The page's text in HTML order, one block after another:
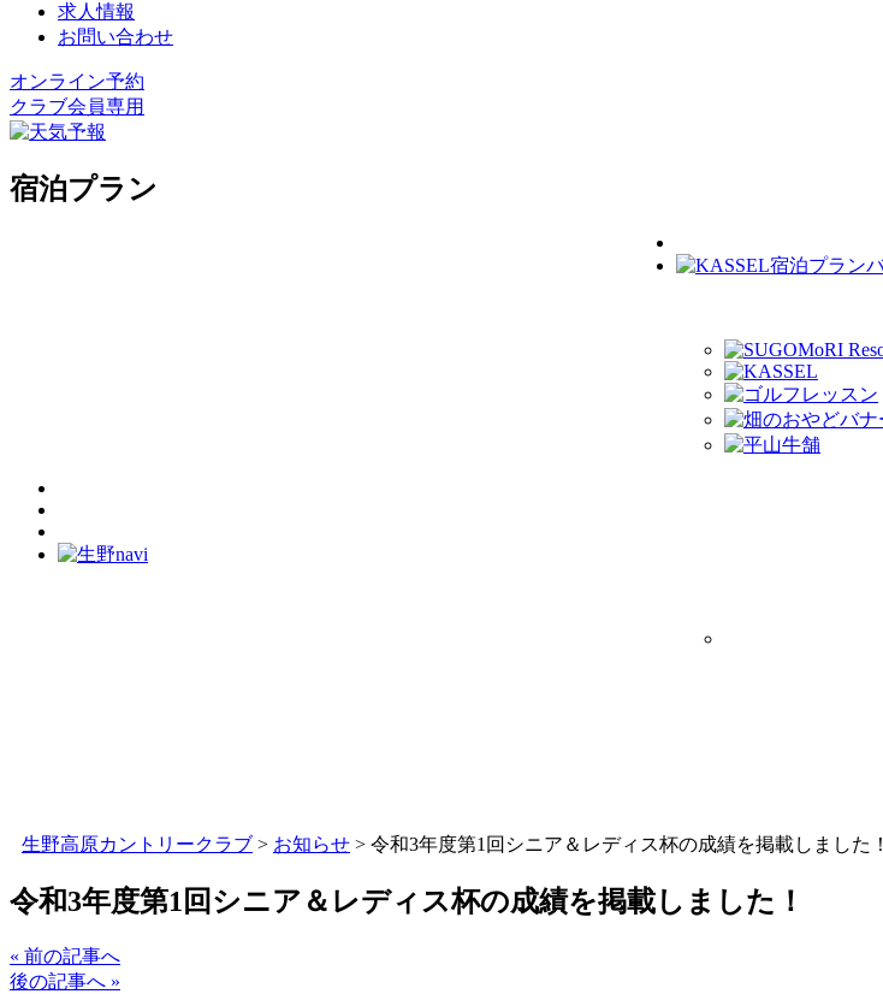
求人情報
お問い合わせ
オンライン予約
クラブ会員専用
宿泊プラン
生野高原カントリークラブ > お知らせ > 令和3年度第1回シニア＆レディス杯の成績を掲載しました！
令和3年度第1回シニア＆レディス杯の成績を掲載しました！
« 前の記事へ
後の記事へ »